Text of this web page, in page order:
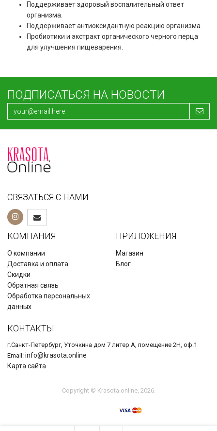
Поддерживает здоровый воспалительный ответ
организма.
Поддерживает антиоксидантную реакцию организма.
Пробиотики и экстракт органического черного перца
для улучшения пищеварения.
ПОДПИСАТЬСЯ НА НОВОСТИ
СВЯЗАТЬСЯ С НАМИ
КОМПАНИЯ
О компании
Доставка и оплата
Скидки
Обратная связь
Обработка персональных
данных
ПРИЛОЖЕНИЯ
Магазин
Блог
КОНТАКТЫ
г.Санкт-Петербург, Уточкина дом 7 литер А, помещение 2Н, оф.1
Email: info@krasota.online
Карта сайта
Copyright © Krasota.online, 2026.